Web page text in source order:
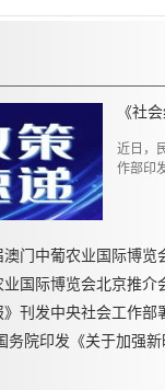
近日，
作部印发
国际博览会北京推介